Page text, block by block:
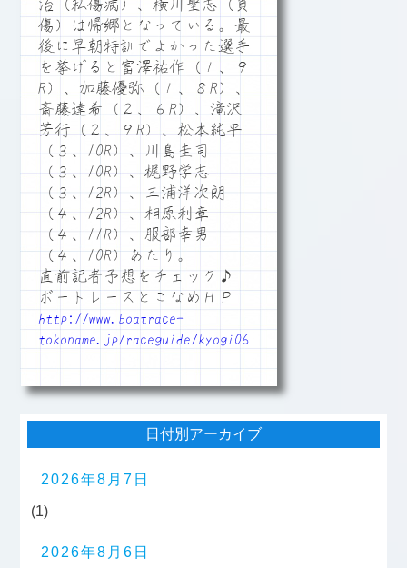
治（私傷病）、横川聖志（負
傷）は帰郷となっている。最
後に早朝特訓でよかった選手
を挙げると富澤祐作（１、９
R）、加藤優弥（１、８R）、
斎藤達希（２、６R）、滝沢
芳行（２、９R）、松本純平
（３、10R）、川島圭司
（３、10R）、梶野学志
（３、12R）、三浦洋次朗
（４、12R）、相原利章
（４、11R）、服部幸男
（４、10R）あたり。
直前記者予想をチェック♪
ボートレースとこなめＨＰ
http://www.boatrace-
tokoname.jp/raceguide/kyogi06
日付別アーカイブ
2026年8月7日
(1)
2026年8月6日